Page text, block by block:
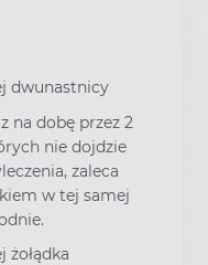
dwunastnicy
na dobę przez 2
nie dojdzie
zaleca
w tej samej
żołądka